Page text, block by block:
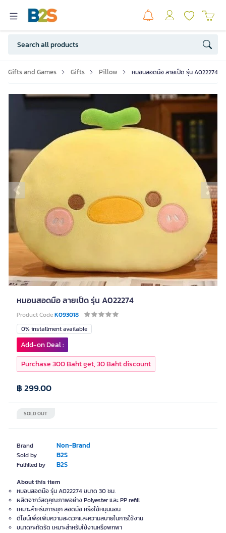
Gifts and Games Gifts Pillow หมอนสอดมือ ลายเป็ด รุ่น A022274
Previous slide
หมอนสอดมือ ลายเป็ด รุ่น A022274
Product CodeK093018
Brand Non-Brand
Sold by B2S
Fulfilled by B2S
0% installment available
SOLD OUT
฿ 299.00
Add-on Deal :
Purchase 300 Baht get, 30 Baht discount
About this item
หมอนสอดมือ รุ่น A022274 ขนาด 30 ซม.
ผลิตจากวัสดุคุณภาพอย่าง Polyester และ PP refill
เหมาะสำหรับการซุก สอดมือ หรือใช้หนุนนอน
ดีไซน์เพื่อเพิ่มความสะดวกและความสบายในการใช้งาน
ขนาดกะทัดรัด เหมาะสำหรับใช้งานหรือพกพา